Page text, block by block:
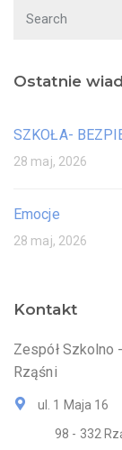
Ostatnie
SZKOŁA-
28 maj, 2026
Emocje
28 maj, 2026
Kontakt
Zespół Szkolno
Rząśni
ul. 1 Maja 16
98 - 332